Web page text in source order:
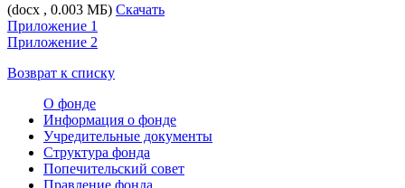
(docx , 0.003 МБ) Скачать
Приложение 1
Приложение 2
Возврат к списку
О фонде
Информация о фонде
Учредительные документы
Структура фонда
Попечительский совет
Правление фонда